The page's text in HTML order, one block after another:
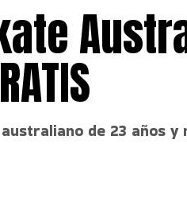
de 23 años